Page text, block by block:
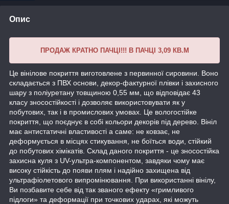
Опис
ПРОДАЖ КРАТНО ПАЧЦІ!!! В ПАЧЦІ 3,09 КВ.М
Це вінілове покриття виготовлене з первинної сировини. Воно
складається з ПВХ основи, декор-фактурної плівки і захисного
шару з поліуретану товщиною 0,55 мм, що відповідає 43
класу зносостійкості і дозволяє використовувати як у
побутових, так і в промислових умовах. Це вологостійке
покриття, що поєднує в собі кольори декорів під дерево. Вініл
має антистатичні властивості а саме: не ковзає, не
деформується в місцях стикування, не боїться води, стійкий
до побутових хімікатів. Склад даного покриття - це зносостійка
захисна куля з UV-ультра-компонентом, завдяки чому має
високу стійкість до появи плям і надійно захищена від
ультрафіолетового випромінювання. При використанні вінілу,
Ви позбавите себе від так званого ефекту «гримливого
підлоги» та деформації при точкових ударах, які можуть